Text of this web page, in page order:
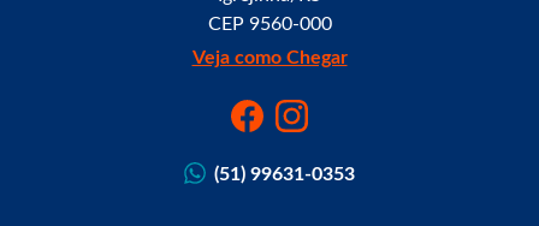
CEP 9560-000
Veja como Chegar
(51) 99631-0353